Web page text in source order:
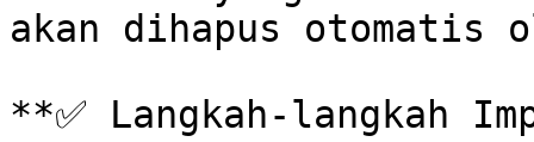
akan dihapus otomatis
**✅ Langkah-langkah